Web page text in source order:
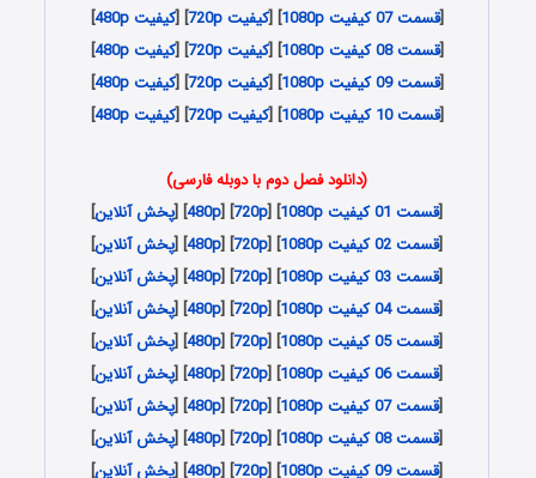
[قسمت 07 کیفیت 1080p ] [کیفیت 720p ] [کیفیت 480p
]
[قسمت 08 کیفیت 1080p ] [کیفیت 720p ] [کیفیت 480p
]
[قسمت 09 کیفیت 1080p ] [کیفیت 720p ] [کیفیت 480p
]
[قسمت 10 کیفیت 1080p ] [کیفیت 720p ] [کیفیت 480p ]
(دانلود فصل دوم با دوبله فارسی)
[قسمت 01 کیفیت 1080p ] [
720p
] [
480p
] [پخش آنلاین]
[قسمت 02 کیفیت 1080p ] [
720p
] [
480p
] [پخش آنلاین]
[قسمت 03 کیفیت 1080p ] [
720p
] [
480p
] [پخش آنلاین]
[قسمت 04 کیفیت 1080p ] [
720p
] [
480p
] [پخش آنلاین]
[قسمت 05 کیفیت 1080p ] [
720p
] [
480p
] [پخش آنلاین]
[قسمت 06 کیفیت 1080p ] [
720p
] [
480p
] [پخش آنلاین]
[قسمت 07 کیفیت 1080p ] [
720p
] [
480p
] [پخش آنلاین]
[قسمت 08 کیفیت 1080p ] [
720p
] [
480p
] [پخش آنلاین]
[قسمت 09 کیفیت 1080p ] [
720p
] [
480p
] [پخش آنلاین]